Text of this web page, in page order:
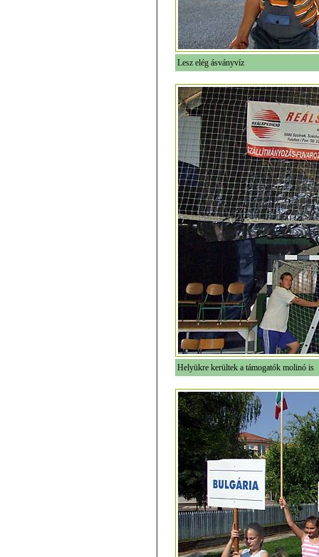
Lesz elég ásványvíz
Helyükre kerültek a támogatók molinó is